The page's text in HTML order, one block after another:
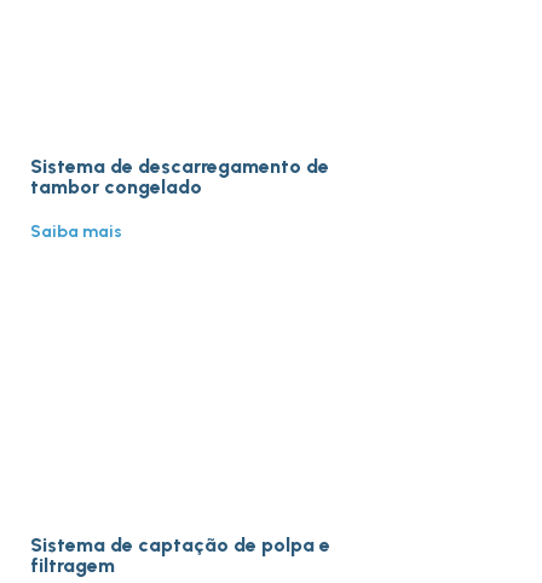
Sistema de descarregamento de
tambor congelado
Saiba mais
Sistema de captação de polpa e
filtragem